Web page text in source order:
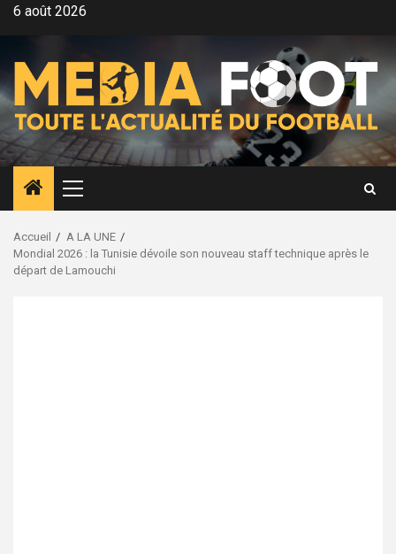
Aller6 août 2026
Menu
principal
Accueil
A LA UNE
Mondial 2026 : la Tunisie dévoile son nouveau staff technique après le
départ de Lamouchi